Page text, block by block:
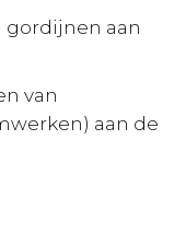
gordijnen aan
van
aan de